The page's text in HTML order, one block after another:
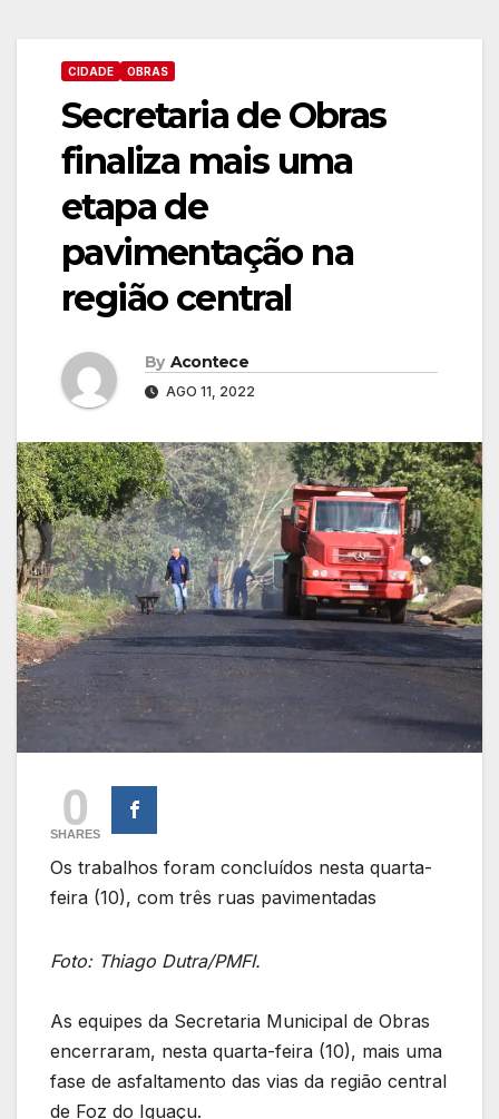
CIDADE OBRAS
Secretaria de Obras
finaliza mais uma
etapa de
pavimentação na
região central
By Acontece
AGO 11, 2022
0
SHARES
Os trabalhos foram concluídos nesta quarta-
feira (10), com três ruas pavimentadas
Foto: Thiago Dutra/PMFI.
As equipes da Secretaria Municipal de Obras
encerraram, nesta quarta-feira (10), mais uma
fase de asfaltamento das vias da região central
de Foz do Iguaçu.